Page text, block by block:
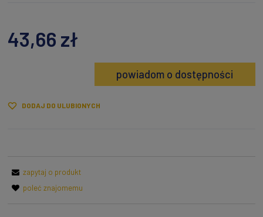
43,66 zł
powiadom o dostępności
DODAJ DO ULUBIONYCH
zapytaj o produkt
poleć znajomemu